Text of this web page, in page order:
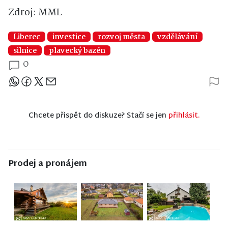
Zdroj: MML
Liberec investice rozvoj města
vzdělávání
silnice
plavecký bazén
0
Sdílejte článek
Chcete přispět do diskuze? Stačí se jen přihlásit.
Prodej a pronájem